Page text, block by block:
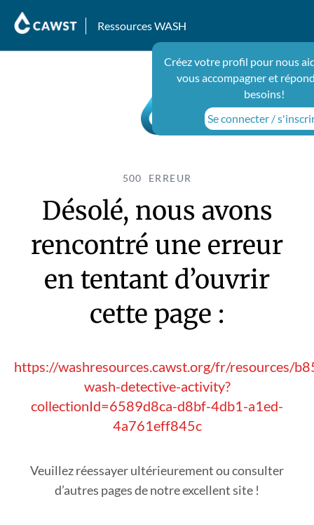
Ressources WASH
Créez votre profil pour nous
vous accompagner et
besoins!
Se connecter /
500 ERREUR
Désolé, nous avons
rencontré une erreur
en tentant d’ouvrir
cette page :
https://washresources.cawst.org/fr/resources/
wash-detective-activity?
collectionId=6589d8ca-d8bf-4db1-a1ed-
4a761eff845c
Veuillez réessayer ultérieurement ou consulter
d’autres pages de notre excellent site !